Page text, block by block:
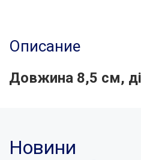
Описание
Довжина 8,5 см,
Новини